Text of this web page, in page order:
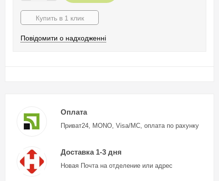
Купить в 1 клик
Повідомити о надходженні
Оплата
Приват24, MONO, Visa/MC, оплата по рахунку
Доставка 1-3 дня
Новая Почта на отделение или адрес